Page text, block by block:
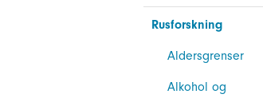
Rusforskning
Aldersgrenser
Alkohol og